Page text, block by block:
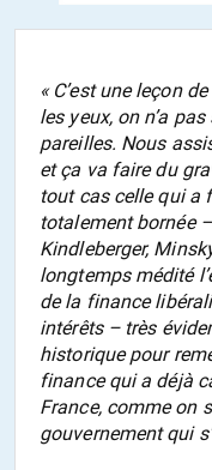
« C’est une leçon
les yeux, on n’a
pareilles. Nous
et ça va faire du
tout cas celle qui a
totalement bornée
Kindleberger,
longtemps médité
de la finance
intérêts – très
historique pour
finance qui a déjà
France, comme on
gouvernement qui